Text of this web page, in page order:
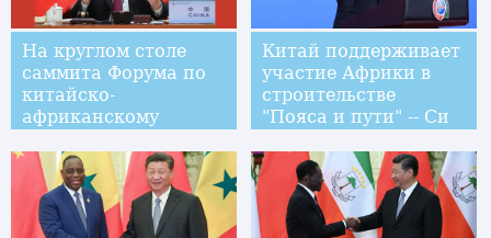
На круглом столе
саммита Форума по
китайско-
африканскому
приняты Пекинская
декларация и
Пекинский план
действий
Китай поддерживает
участие Африки в
строительстве
"Пояса и пути" -- Си